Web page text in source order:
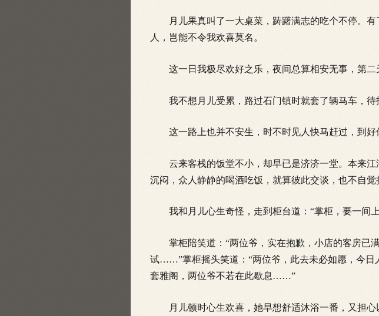
月儿果真叫了一大桌菜，踌躇满志的吃个不停。有
人，岂能不令我欢喜莫名。
这一日我极尽欢好之乐，夜间总算相安无事，第二
我不想月儿受累，路过石门镇时就套了辆马车，待
这一路上也并不安生，时不时见人快马赶过，到好
云来客栈的饭堂不小，却早已是济济一堂。本来江
沉闷，众人静静的喝酒吃饭，就算彼此交谈，也不自觉
我和月儿心生奇怪，走到柜台道：“掌柜，要一间
掌柜陪笑道：“两位爷，实在抱歉，小店的客房已
试……”掌柜摇头笑道：“两位爷，此去未必如愿，今日
套雅阁，两位爷不若在此歇息……”
月儿顿时心生欢喜，她早想舒适沐浴一番，又担心